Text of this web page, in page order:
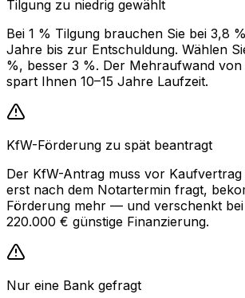
Tilgung zu niedrig gewählt
Bei 1 % Tilgung brauchen Sie bei 3,8
Jahre bis zur Entschuldung. Wählen
%, besser 3 %. Der Mehraufwand
spart Ihnen 10–15 Jahre Laufzeit.
KfW-Förderung zu spät beantragt
Der KfW-Antrag muss vor Kaufvertrag
erst nach dem Notartermin fragt,
Förderung mehr — und verschenkt
220.000 € günstige Finanzierung.
Nur eine Bank gefragt